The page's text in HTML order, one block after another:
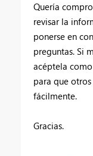
Quería
revisar la
ponerse en
preguntas. Si
acéptela
para que
fácilmente.
Gracias.